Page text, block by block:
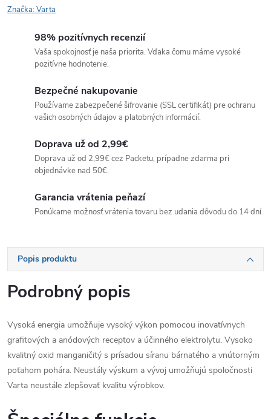
Značka:Varta
98% pozitívnych recenzií
Vaša spokojnosť je naša priorita. Vďaka čomu máme vysoké
pozitívne hodnotenie.
Bezpečné nakupovanie
Používame zabezpečené šifrovanie (SSL certifikát) pre ochranu
vašich osobných údajov a platobných informácií.
Doprava už od 2,99€
Doprava už od 2,99€ cez Packetu, prípadne zdarma pri
objednávke nad 50€.
Garancia vrátenia peňazí
Ponúkame možnosť vrátenia tovaru bez udania dôvodu do 14 dní.
Popis produktu
Podrobný popis
Vysoká energia umožňuje vysoký výkon pomocou inovatívnych
grafitových a anódových receptov a účinného elektrolytu. Vysoko
kvalitný oxid manganičitý s prísadou síranu bárnatého a vnútorným
poťahom pohára. Neustály výskum a vývoj umožňujú spoločnosti
Varta neustále zlepšovať kvalitu výrobkov.